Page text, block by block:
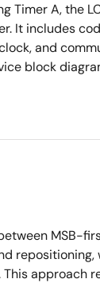
Timer A, the
It includes
and
block
MSB-
repositioning,
approach